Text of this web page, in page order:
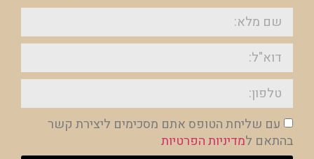
עם שליחת הטופס אתם מסכימים ליצירת קשר
בהתאם למדיניות הפרטיות